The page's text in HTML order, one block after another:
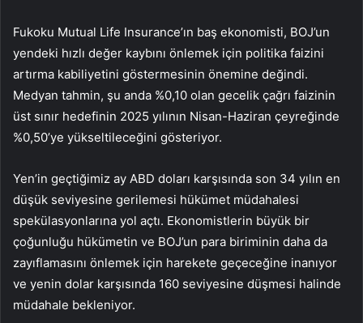
Fukoku Mutual Life Insurance’ın baş ekonomisti, BOJ’un
yendeki hızlı değer kaybını önlemek için politika faizini
artırma kabiliyetini göstermesinin önemine değindi.
Medyan tahmin, şu anda %0,10 olan gecelik çağrı faizinin
üst sınır hedefinin 2025 yılının Nisan-Haziran çeyreğinde
%0,50’ye yükseltileceğini gösteriyor.
Yen’in geçtiğimiz ay ABD doları karşısında son 34 yılın en
düşük seviyesine gerilemesi hükümet müdahalesi
spekülasyonlarına yol açtı. Ekonomistlerin büyük bir
çoğunluğu hükümetin ve BOJ’un para biriminin daha da
zayıflamasını önlemek için harekete geçeceğine inanıyor
ve yenin dolar karşısında 160 seviyesine düşmesi halinde
müdahale bekleniyor.